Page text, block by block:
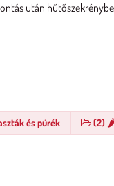
után
és pürék (2)